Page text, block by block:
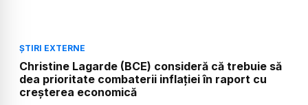
ȘTIRI EXTERNE
Christine Lagarde (BCE) consideră că trebuie să
dea prioritate combaterii inflaţiei în raport cu
creşterea economică